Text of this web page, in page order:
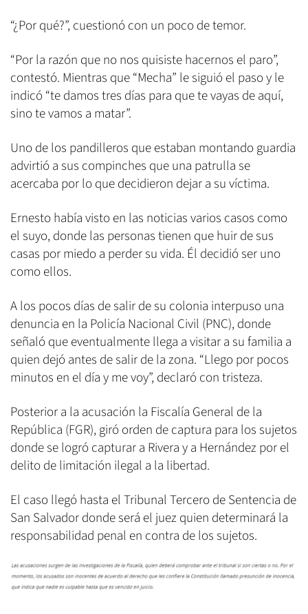
“¿Por qué?”, cuestionó con un poco de temor.
“Por la razón que no nos quisiste hacernos el paro”,
contestó. Mientras que “Mecha” le siguió el paso y le
indicó “te damos tres días para que te vayas de aquí,
sino te vamos a matar”.
Uno de los pandilleros que estaban montando guardia
advirtió a sus compinches que una patrulla se
acercaba por lo que decidieron dejar a su víctima.
Ernesto había visto en las noticias varios casos como
el suyo, donde las personas tienen que huir de sus
casas por miedo a perder su vida. Él decidió ser uno
como ellos.
A los pocos días de salir de su colonia interpuso una
denuncia en la Policía Nacional Civil (PNC), donde
señaló que eventualmente llega a visitar a su familia a
quien dejó antes de salir de la zona. “Llego por pocos
minutos en el día y me voy”, declaró con tristeza.
Posterior a la acusación la Fiscalía General de la
República (FGR), giró orden de captura para los sujetos
donde se logró capturar a Rivera y a Hernández por el
delito de limitación ilegal a la libertad.
El caso llegó hasta el Tribunal Tercero de Sentencia de
San Salvador donde será el juez quien determinará la
responsabilidad penal en contra de los sujetos.